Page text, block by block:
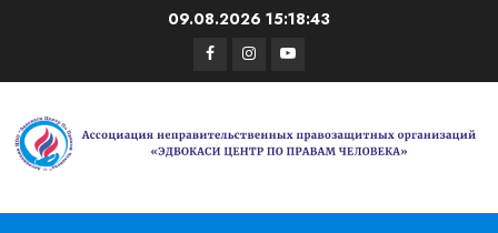
09.08.2026 15:18:43
Facebook
Instagram
Youtube